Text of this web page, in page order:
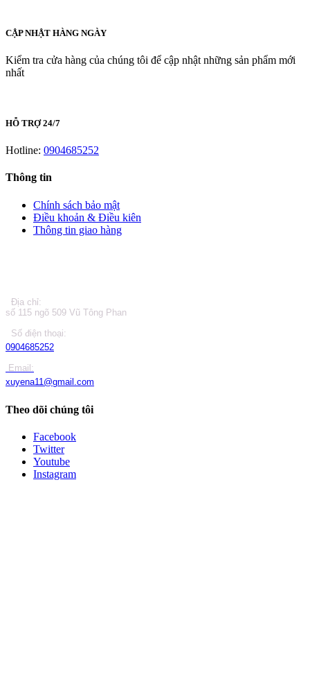
CẬP NHẬT HÀNG NGÀY
Kiểm tra cửa hàng của chúng tôi để cập nhật những sản phẩm mới
nhất
HỖ TRỢ 24/7
Hotline: 0904685252
Thông tin
Chính sách bảo mật
Điều khoản & Điều kiên
Thông tin giao hàng
Địa chỉ:
số 115 ngõ 509 Vũ Tông Phan
Số điện thoại:
0904685252
Email:
xuyena11@gmail.com
Theo dõi chúng tôi
Facebook
Twitter
Youtube
Instagram